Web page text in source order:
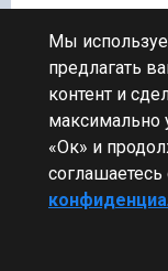
чистый запуск
Корабли
1 окт 2021, 20:18:02
Мы
предлагать
контент и
«Ок» и
соглашаетесь